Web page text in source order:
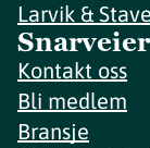
Larvik &
Snarveier
Kontakt oss
Bli medlem
Bransje